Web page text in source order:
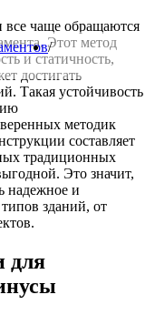
/
все чаще обращаются
Этот метод
и статичность,
достигать
Такая устойчивость
методик
составляет
традиционных
Это значит,
надежное и
зданий, от
для